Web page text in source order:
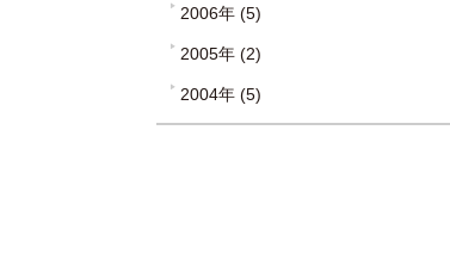
2006年 (5)
2005年 (2)
2004年 (5)